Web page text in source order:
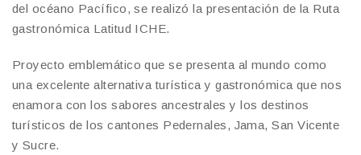
del océano Pacífico, se realizó la presentación de la Ruta
gastronómica Latitud ICHE.
Proyecto emblemático que se presenta al mundo como
una excelente alternativa turística y gastronómica que nos
enamora con los sabores ancestrales y los destinos
turísticos de los cantones Pedernales, Jama, San Vicente
y Sucre.